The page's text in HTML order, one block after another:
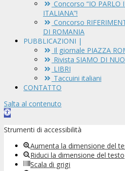
Concorso “IO PARLO
ITALIANA”!
Concorso
DI ROMANIA
PUBBLICAZIONI |
Il giornale PIAZZA
Rivista SIAMO DI
LIBRI
Taccuini italiani
CONTATTO
Salta al contenuto
Apri
barra
strumenti
Strumenti di accessibilità
Aumenta la dimensione del
Riduci la dimensione del testo
Scala di grigi